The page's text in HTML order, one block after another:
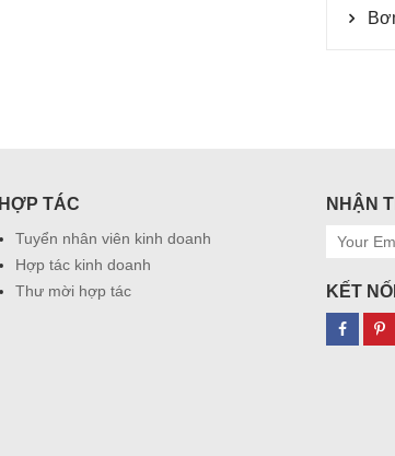
HỢP TÁC
Tuyển nhân viên kinh doanh
Hợp tác kinh doanh
Thư mời hợp tác
NHẬN
KẾT